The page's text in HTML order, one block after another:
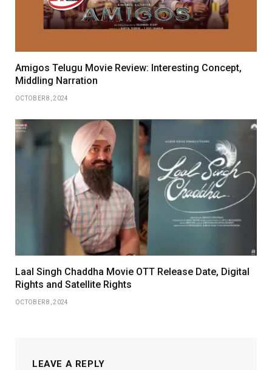
Amigos Telugu Movie Review: Interesting Concept,
Middling Narration
OCTOBER 8, 2024
Laal Singh Chaddha Movie OTT Release Date, Digital
Rights and Satellite Rights
OCTOBER 8, 2024
LEAVE A REPLY